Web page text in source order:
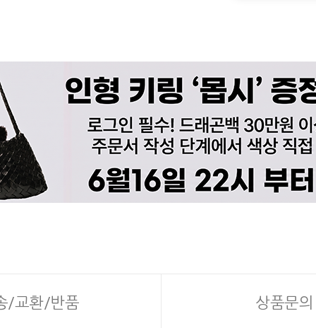
/교환/반품 상품문